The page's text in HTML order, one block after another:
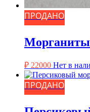
ПРОДАНО
Морганиты
₽ 22000 Нет в
ПРОДАНО